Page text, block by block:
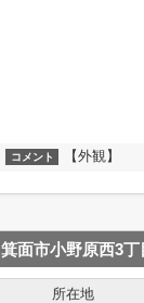
コメント 【外観】
箕面市小野原西3丁
所在地